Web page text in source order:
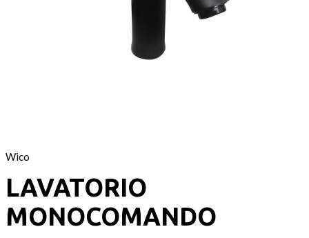
Wico
LAVATORIO
MONOCOMANDO